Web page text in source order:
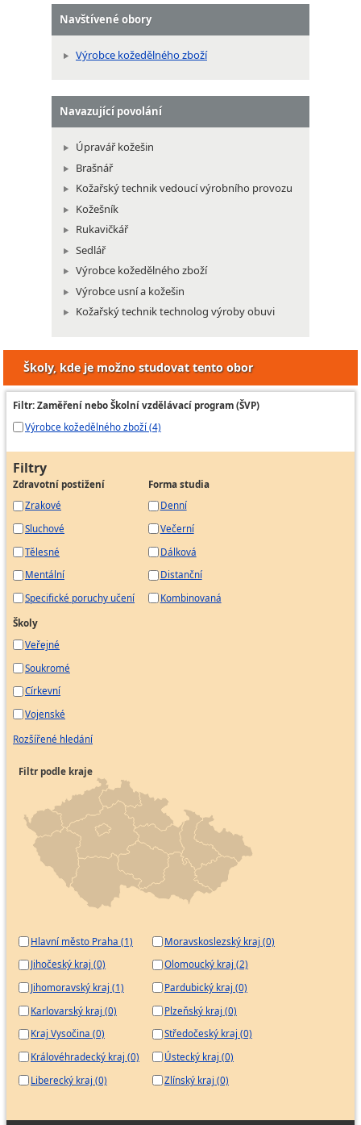
Navštívené obory
Výrobce kožedělného zboží
Navazující povolání
Úpravář kožešin
Brašnář
Kožařský technik vedoucí výrobního provozu
Kožešník
Rukavičkář
Sedlář
Výrobce kožedělného zboží
Výrobce usní a kožešin
Kožařský technik technolog výroby obuvi
Školy, kde je možno studovat tento obor
Filtr: Zaměření nebo Školní vzdělávací program (ŠVP)
Výrobce kožedělného zboží (4)
Filtry
Zdravotní postižení
Zrakové
Sluchové
Tělesné
Mentální
Specifické poruchy učení
Forma studia
Denní
Večerní
Dálková
Distanční
Kombinovaná
Školy
Veřejné
Soukromé
Církevní
Vojenské
Rozšířené hledání
Filtr podle kraje
Hlavní město Praha (1)
Jihočeský kraj (0)
Jihomoravský kraj (1)
Karlovarský kraj (0)
Kraj Vysočina (0)
Královéhradecký kraj (0)
Liberecký kraj (0)
Moravskoslezský kraj (0)
Olomoucký kraj (2)
Pardubický kraj (0)
Plzeňský kraj (0)
Středočeský kraj (0)
Ústecký kraj (0)
Zlínský kraj (0)